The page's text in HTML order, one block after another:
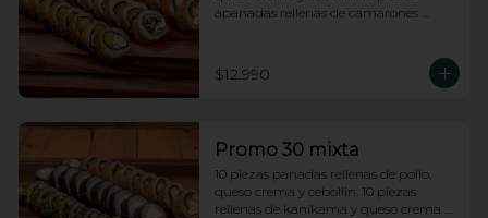
apanadas rellenas de camarones
queso crema y cebollin.
$12.990
Promo 30 mixta
10 piezas panadas rellenas de pollo,
queso crema y cebollin. 10 piezas
rellenas de kanikama y queso crema